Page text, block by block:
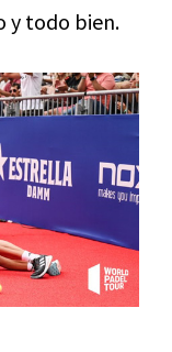
y todo bien.